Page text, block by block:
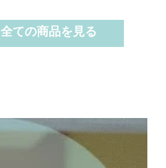
全ての商品を見る